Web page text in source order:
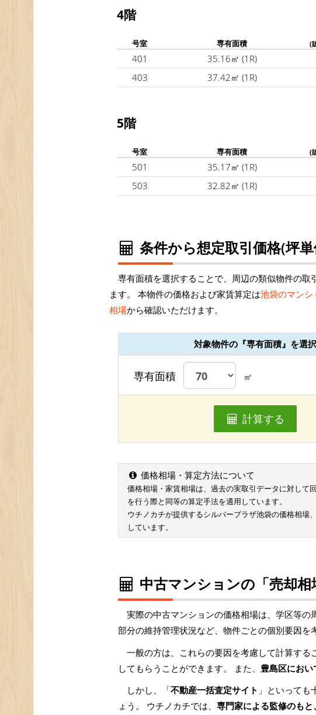
4階
号室 専有面積 (
401 35.16㎡ (1R)
403
37.42㎡ (1R)
5階
号室 専有面積 (
501 35.17㎡ (1R)
503
32.82㎡ (1R)
条件から想定取引価格(坪
専有面積を選択することで、周辺の類似物件の
ます。 本物件の価格および家賃算定は池袋のマンシ
相場から確認いただけます。
対象物件の『専有面積』を選択
専有面積 ㎡
計算する
価格相場・算定方法について
価格相場・家賃相場は、過去の実取引データに対して
を行う際と同等の算定手法を適用しています。
ウチノカチが提供するシルバープラザ池袋の価格相場
しています。
中古マンションの「売却相
実際の中古マンションの価格相場は、学区等
部分の維持管理状況など、物件ごとの個別要因を
一般の方は、これらの要因を考慮して計算する
してもらうことができます。 また、 豊島区にお
しかし、「不動産一括査定サイト 」といって
ょう。 ウチノカチでは、 専門家による監修のも